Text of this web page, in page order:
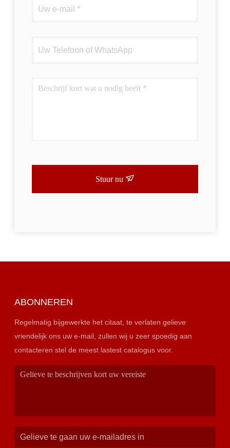
Stuur nu
ABONNEREN
Regelmatig bijgewerkte het citaat, te verlaten gelieve
vriendelijk ons uw e-mail, zullen wij u zeer spoedig aan
contacteren stel de meest lastest catalogus voor.